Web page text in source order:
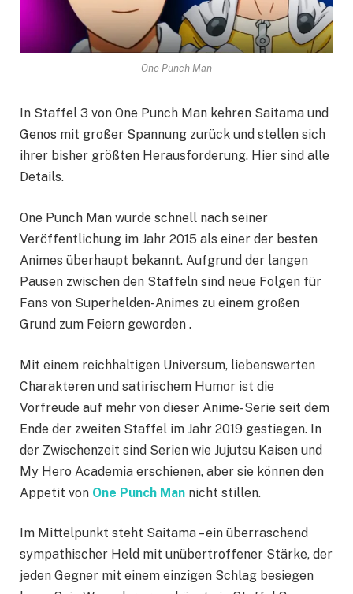
One Punch Man
In Staffel 3 von One Punch Man kehren Saitama und
Genos mit großer Spannung zurück und stellen sich
ihrer bisher größten Herausforderung. Hier sind alle
Details.
One Punch Man wurde schnell nach seiner
Veröffentlichung im Jahr 2015 als einer der besten
Animes überhaupt bekannt. Aufgrund der langen
Pausen zwischen den Staffeln sind neue Folgen für
Fans von Superhelden-Animes zu einem großen
Grund zum Feiern geworden .
Mit einem reichhaltigen Universum, liebenswerten
Charakteren und satirischem Humor ist die
Vorfreude auf mehr von dieser Anime-Serie seit dem
Ende der zweiten Staffel im Jahr 2019 gestiegen. In
der Zwischenzeit sind Serien wie Jujutsu Kaisen und
My Hero Academia erschienen, aber sie können den
Appetit von One Punch Man nicht stillen.
Im Mittelpunkt steht Saitama – ein überraschend
sympathischer Held mit unübertroffener Stärke, der
jeden Gegner mit einem einzigen Schlag besiegen